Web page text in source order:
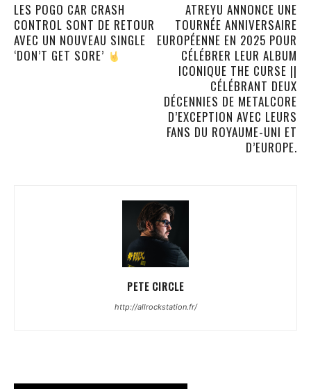
LES POGO CAR CRASH
CONTROL SONT DE RETOUR
AVEC UN NOUVEAU SINGLE
‘DON’T GET SORE’
ATREYU ANNONCE UNE
TOURNÉE ANNIVERSAIRE
EUROPÉENNE EN 2025 POUR
CÉLÉBRER LEUR ALBUM
ICONIQUE THE CURSE ||
CÉLÉBRANT DEUX
DÉCENNIES DE METALCORE
D’EXCEPTION AVEC LEURS
FANS DU ROYAUME-UNI ET
D’EUROPE.
PETE CIRCLE
http://allrockstation.fr/